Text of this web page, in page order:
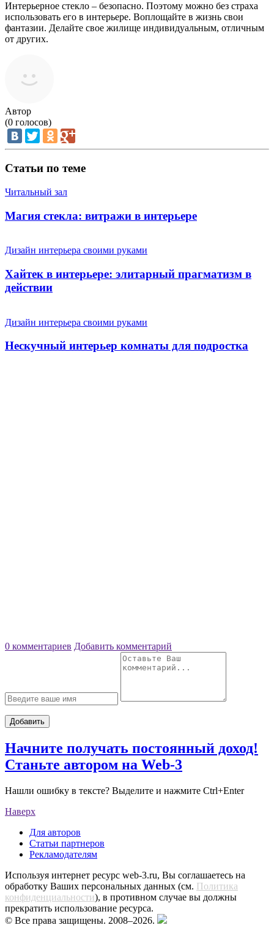
Интерьерное стекло – безопасно. Поэтому можно без страха
использовать его в интерьере. Воплощайте в жизнь свои
фантазии. Делайте свое жилище индивидуальным, отличным
от других.
Автор
(0 голосов)
Статьи по теме
Читальный зал
Магия стекла: витражи в интерьере
Дизайн интерьера своими руками
Хайтек в интерьере: элитарный прагматизм в
действии
Дизайн интерьера своими руками
Нескучный интерьер комнаты для подростка
0 комментариев Добавить комментарий
Добавить
Начните получать постоянный доход!
Станьте автором на Web-3
Нашли ошибку в тексте? Выделите и нажмите Ctrl+Enter
Наверх
Для авторов
Статьи партнеров
Рекламодателям
Используя интернет ресурс web-3.ru, Вы соглашаетесь на
обработку Ваших персональных данных (см. Политика
конфиденциальности), в противном случае вы должны
прекратить использование ресурса.
© Все права защищены. 2008–2026.